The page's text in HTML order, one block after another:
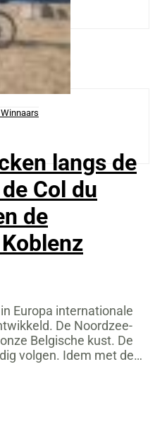
langs de
Col du
de
Europa internationale
De Noordzee-
Belgische kust. De
volgen. Idem met de…